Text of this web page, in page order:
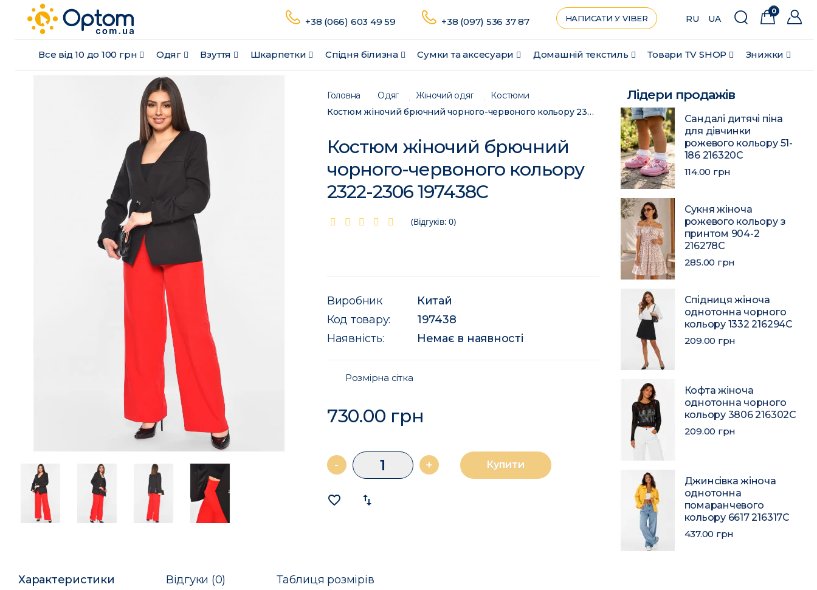
Все від 10 до 100 грн Одяг Взуття Шкарпетки Спідня білизна Сумки та аксесуари Домашній текстиль Товари ТV SHOP Знижки
+38 (066) 603 49 59 +38 (097) 536 37 87 НАПИСАТИ У VIBER RU UA
0
Головна Одяг Жіночий одяг
Костюми
Костюм жіночий брючний чорного-червоного кольору 2322-2306 197438C
Костюм жіночий брючний
чорного-червоного кольору
2322-2306 197438C
(Відгуків: 0)
Виробник
Китай
Код товару:
197438
Наявність:
Немає в наявності
Розмірна сітка
730.00 грн
- + Купити
favorite_border import_export
Характеристики Відгуки (0) Таблиця розмірів
Лідери продажів
Сандалі дитячі піна
для дівчинки
рожевого кольору 51-
186 216320C
114.00 грн
Сукня жіноча
рожевого кольору з
принтом 904-2
216278C
285.00 грн
Спідниця жіноча
однотонна чорного
кольору 1332 216294C
209.00 грн
Кофта жіноча
однотонна чорного
кольору 3806 216302C
209.00 грн
Джинсівка жіноча
однотонна
помаранчевого
кольору 6617 216317C
437.00 грн